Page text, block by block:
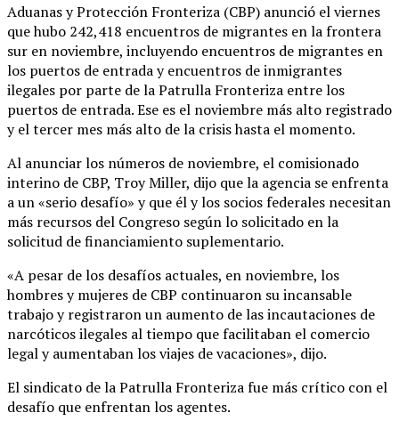
Aduanas y Protección Fronteriza (CBP) anunció el viernes
que hubo 242,418 encuentros de migrantes en la frontera
sur en noviembre, incluyendo encuentros de migrantes en
los puertos de entrada y encuentros de inmigrantes
ilegales por parte de la Patrulla Fronteriza entre los
puertos de entrada. Ese es el noviembre más alto registrado
y el tercer mes más alto de la crisis hasta el momento.
Al anunciar los números de noviembre, el comisionado
interino de CBP, Troy Miller, dijo que la agencia se enfrenta
a un «serio desafío» y que él y los socios federales necesitan
más recursos del Congreso según lo solicitado en la
solicitud de financiamiento suplementario.
«A pesar de los desafíos actuales, en noviembre, los
hombres y mujeres de CBP continuaron su incansable
trabajo y registraron un aumento de las incautaciones de
narcóticos ilegales al tiempo que facilitaban el comercio
legal y aumentaban los viajes de vacaciones», dijo.
El sindicato de la Patrulla Fronteriza fue más crítico con el
desafío que enfrentan los agentes.